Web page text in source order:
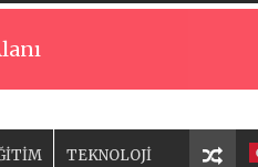
TEKNOLOJİ